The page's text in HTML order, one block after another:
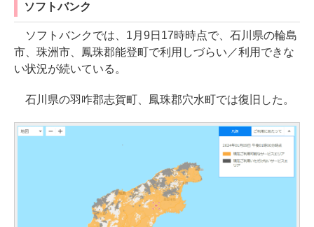
ソフトバンク
ソフトバンクでは、1月9日17時時点で、石川県の輪島
市、珠洲市、鳳珠郡能登町で利用しづらい／利用できな
い状況が続いている。
石川県の羽咋郡志賀町、鳳珠郡穴水町では復旧した。